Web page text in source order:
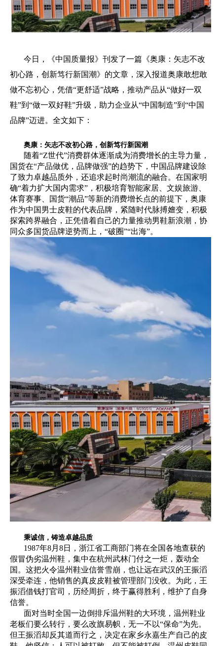
今日，《中国质量报》刊发了一篇《奥康：矢志不改
初心路，创新笃行新国潮》的文章，深入报道奥康敢想敢
做不忘初心，凭借“更舒适”战略，推动产品从“做好一双
鞋”到“做一双好鞋”升级，助力企业从“中国制造”到“中国
品牌”迈进。全文如下：
奥康：矢志不改初心路，创新笃行新国潮
随着“Z世代”消费群体逐渐成为消费增长的主导力量，
国货在“产品做优，品牌做强”的趋势下，中国品牌建设除
了致力卓越品质外，还追求起时尚潮流的融合。在国家明
确“着力扩大国内需求”，积极培育智能家居、文娱旅游、
体育赛事、国货“潮品”等新的消费增长点的前提下，奥康
作为中国男士皮鞋的代表品牌，紧随时代脉搏嬗变，积极
探索跨界融合，正凭借着自己的力量推动男鞋新浪潮，协
同众多国货品牌逆势而上，“破圈”“出海”。
秉诚信，铸造卓越品质
1987年8月8日，浙江省工商部门将在全国各地查获的
假冒伪劣温州鞋，集中在杭州武林门付之一炬，轰动全
国。这把火令温州鞋业信誉雪崩，也让远在武汉的王振滔
深受牵连，他销售的真皮皮鞋被管理部门没收。为此，王
振滔借钱打官司，历经周折，终于赢得胜利，维护了自身
信誉。
面对当时全国一边倒排斥温州鞋的大环境，温州鞋业
老板们要么转行，要么改旗易帜，无一不以“保命”为先。
但王振滔却反其道而行之，决定在家乡永嘉生产自己的皮